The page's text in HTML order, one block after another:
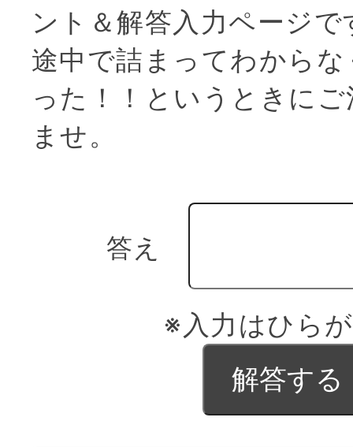
ント＆解答入力ページで
途中で詰まってわから
った！！というときに
ませ。
答え
※入力はひら